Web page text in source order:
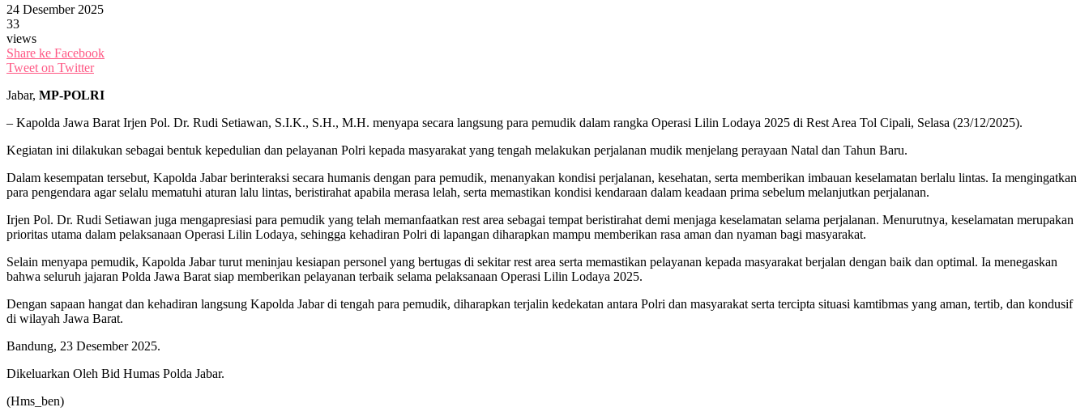
24 Desember 2025
33
views
Share ke Facebook
Tweet on Twitter
Jabar, MP-POLRI
– Kapolda Jawa Barat Irjen Pol. Dr. Rudi Setiawan, S.I.K., S.H., M.H. menyapa secara langsung para pemudik dalam rangka Operasi Lilin Lodaya 2025 di Rest Area Tol Cipali, Selasa (23/12/2025).
Kegiatan ini dilakukan sebagai bentuk kepedulian dan pelayanan Polri kepada masyarakat yang tengah melakukan perjalanan mudik menjelang perayaan Natal dan Tahun Baru.
Dalam kesempatan tersebut, Kapolda Jabar berinteraksi secara humanis dengan para pemudik, menanyakan kondisi perjalanan, kesehatan, serta memberikan imbauan keselamatan berlalu lintas. Ia mengingatkan
para pengendara agar selalu mematuhi aturan lalu lintas, beristirahat apabila merasa lelah, serta memastikan kondisi kendaraan dalam keadaan prima sebelum melanjutkan perjalanan.
Irjen Pol. Dr. Rudi Setiawan juga mengapresiasi para pemudik yang telah memanfaatkan rest area sebagai tempat beristirahat demi menjaga keselamatan selama perjalanan. Menurutnya, keselamatan merupakan
prioritas utama dalam pelaksanaan Operasi Lilin Lodaya, sehingga kehadiran Polri di lapangan diharapkan mampu memberikan rasa aman dan nyaman bagi masyarakat.
Selain menyapa pemudik, Kapolda Jabar turut meninjau kesiapan personel yang bertugas di sekitar rest area serta memastikan pelayanan kepada masyarakat berjalan dengan baik dan optimal. Ia menegaskan
bahwa seluruh jajaran Polda Jawa Barat siap memberikan pelayanan terbaik selama pelaksanaan Operasi Lilin Lodaya 2025.
Dengan sapaan hangat dan kehadiran langsung Kapolda Jabar di tengah para pemudik, diharapkan terjalin kedekatan antara Polri dan masyarakat serta tercipta situasi kamtibmas yang aman, tertib, dan kondusif
di wilayah Jawa Barat.
Bandung, 23 Desember 2025.
Dikeluarkan Oleh Bid Humas Polda Jabar.
(Hms_ben)